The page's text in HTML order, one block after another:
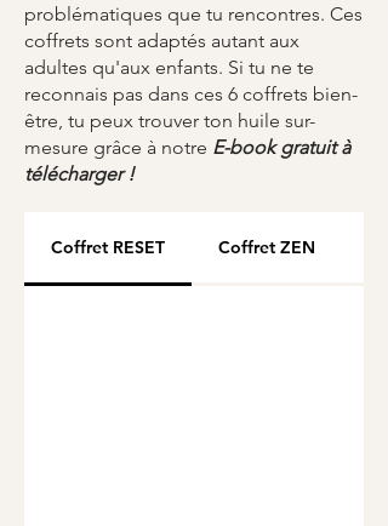
problématiques que tu rencontres. Ces
coffrets sont adaptés autant aux
adultes qu'aux enfants. Si tu ne te
reconnais pas dans ces 6 coffrets bien-
être, tu peux trouver ton huile sur-
mesure grâce à notre E-book gratuit à
télécharger !
Coffret RESET Coffret ZEN